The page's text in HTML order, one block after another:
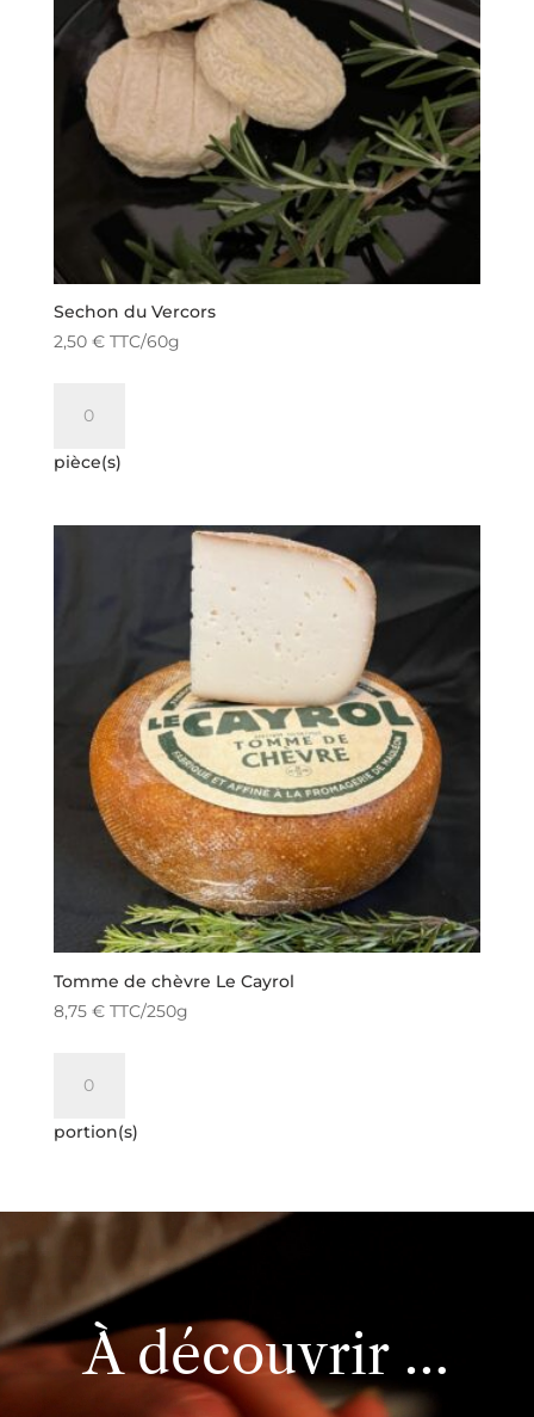
Sechon du Vercors
2,50 € TTC/60g
Sechon
du
pièce(s)
Tomme de chèvre Le Cayrol
8,75 € TTC/250g
de
Cayrol
portion(s)
Lecteur
vidéo
À découvrir …